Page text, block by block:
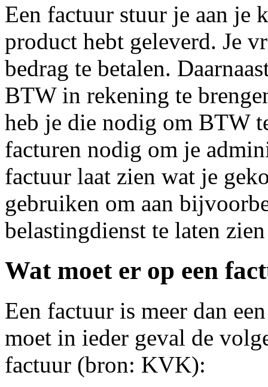
Een factuur stuur je aan je
product hebt geleverd. Je
bedrag te betalen.
BTW in rekening te
heb je die nodig om BTW
facturen nodig om je
factuur laat zien wat je
gebruiken om aan
belastingdienst te laten
Wat moet er op een
Een factuur is meer dan
moet in ieder geval de
factuur (bron: KVK):